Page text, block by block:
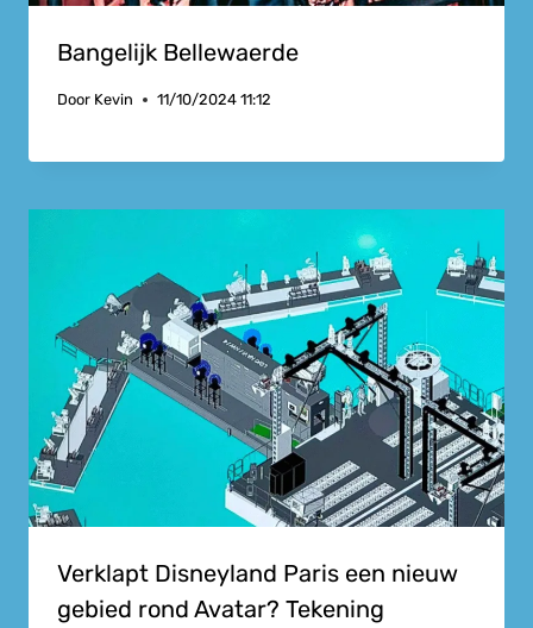
Bangelijk Bellewaerde
Door Kevin 11/10/2024 11:12
Verklapt Disneyland Paris een nieuw
gebied rond Avatar? Tekening